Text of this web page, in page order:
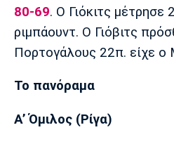
80-69. Ο Γιόκιτς μέτρησε
ριμπάουντ. Ο Γιόβιτς
Πορτογάλους 22π. είχε ο
Το πανόραμα
Α’ Όμιλος (Ρίγα)